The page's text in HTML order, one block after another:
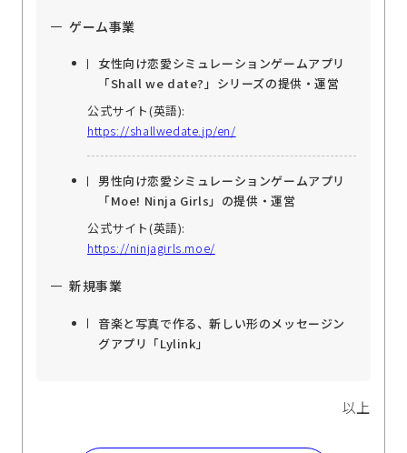
ゲーム事業
女性向け恋愛シミュレーションゲームアプリ
「Shall we date?」シリーズの提供・運営
公式サイト(英語):
https://shallwedate.jp/en/
男性向け恋愛シミュレーションゲームアプリ
「Moe! Ninja Girls」の提供・運営
公式サイト(英語):
https://ninjagirls.moe/
新規事業
音楽と写真で作る、新しい形のメッセージン
グアプリ「Lylink」
以上